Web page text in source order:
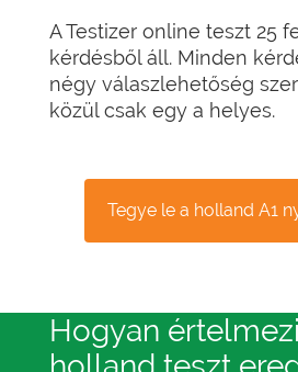
A Testizer online teszt 25
kérdésből áll. Minden
négy válaszlehetőség
közül csak egy a helyes.
Tegye le a holland A1
Hogyan